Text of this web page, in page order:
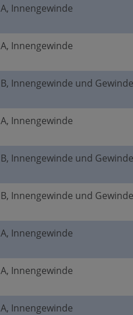
A, Innengewinde
A, Innengewinde
B, Innengewinde und
A, Innengewinde
B, Innengewinde und
B, Innengewinde und
A, Innengewinde
A, Innengewinde
A, Innengewinde